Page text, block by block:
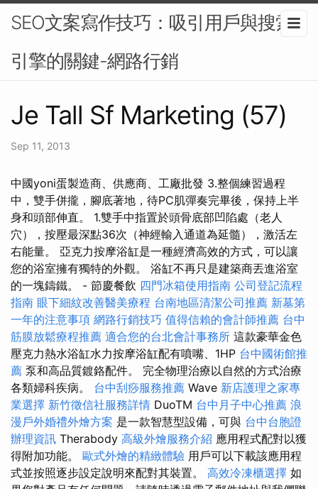
SEO文案寫作技巧：吸引用戶與搜索
引擎的關鍵-網路行銷
Je Tall Sf Marketing (57)
Sep 11, 2013
中國yoni蛋製造商、供應商、工廠批發 3.整個練習過程
中，雙手併攏，腳底著地，待PC肌彈奏完畢後，保持上半
身和頭部伸直。 1.雙手中指置於頭骨底部凹陷處（老人
穴），按壓最深點36次（神經輸入通道為延髓），激活左
右能量。 亞克力按摩浴缸是一種經濟高效的方式，可以讓
您的浴室擁有獨特的外觀。 浴缸不再只是建築商丟進浴室
的一塊鑄鐵。 - 節慶餐飲 四門冰箱使用指南 公司登記流程
指南 眼下細紋改善醫美療程 台南地區清潔公司推薦 新墓第
一年的注意事項 網路行銷技巧 值得信賴的會計師推薦 台中
筋膜放鬆療程推薦 適合您的台北會計事務所 這款豪華金色
壓克力熱水浴缸水力按摩浴缸配有噴嘴、1HP 台中國術館推
薦 泵和高品質鍍鉻配件。 完全物理治療以自然的方式治療
各類婦科疾病。 台中刮痧服務推薦 Wave 新店護理之家專
業選擇 新竹徵信社服務詳情 DuoTM 台中月子中心推薦 浪
漫戶外婚禮外燴方案 是一款智慧型設備，可與 台中台胞證
辦理資訊 Therabody 高級外燴服務介紹 應用程式配對以獲
得附加功能。 歐式外燴的精緻體驗 用戶可以下載該應用程
式並按照逐步設定說明來配對其裝置。 高效冷凍櫃選擇 如